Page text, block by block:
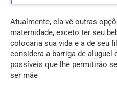
Atualmente, ela vê outras
maternidade, exceto ter seu
colocaria sua vida e a de seu
considera a barriga de aluguel
possíveis que lhe permitirão
ser mãe